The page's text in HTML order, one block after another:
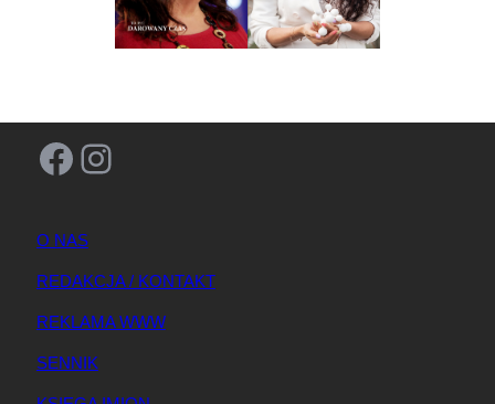
Facebook Instagram
O NAS
REDAKCJA / KONTAKT
REKLAMA WWW
SENNIK